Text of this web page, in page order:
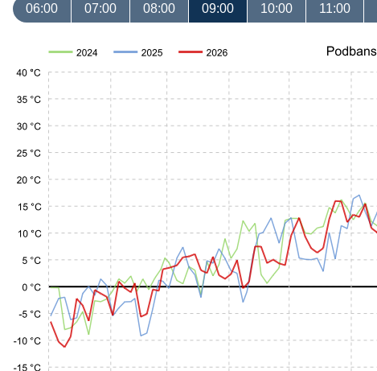
06:00 07:00 08:00 09:00 10:00 11:00